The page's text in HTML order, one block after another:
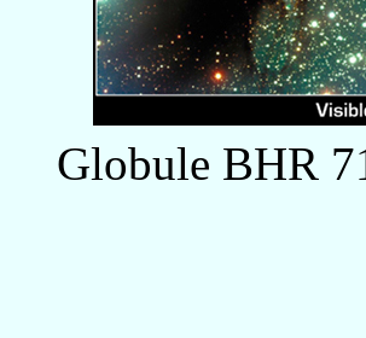
Globule BHR